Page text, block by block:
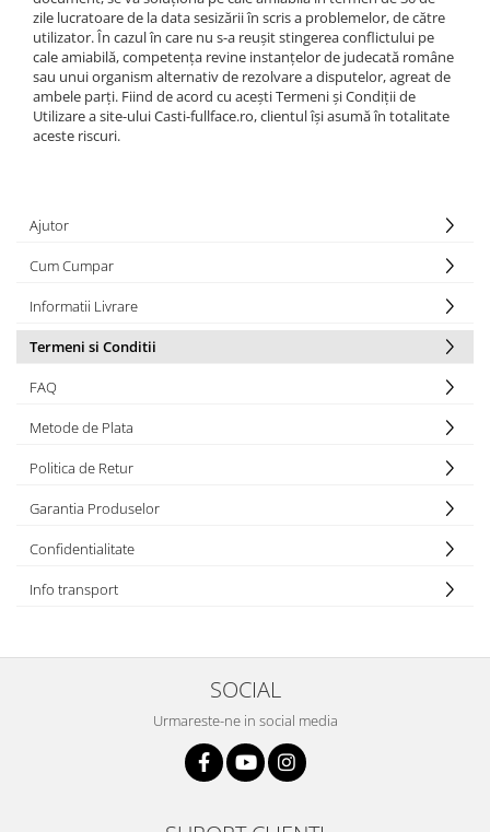
zile lucratoare de la data sesizării în scris a problemelor, de către
utilizator. În cazul în care nu s-a reușit stingerea conflictului pe
cale amiabilă, competența revine instanțelor de judecată române
sau unui organism alternativ de rezolvare a disputelor, agreat de
ambele parți. Fiind de acord cu acești Termeni și Condiții de
Utilizare a site-ului Casti-fullface.ro, clientul își asumă în totalitate
aceste riscuri.
Ajutor
Cum Cumpar
Informatii Livrare
Termeni si Conditii
FAQ
Metode de Plata
Politica de Retur
Garantia Produselor
Confidentialitate
Info transport
SOCIAL
Urmareste-ne in social media